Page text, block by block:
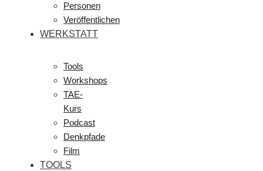
Personen
Veröffentlichen
WERKSTATT
Tools
Workshops
TAE-
Kurs
Podcast
Denkpfade
Film
TOOLS